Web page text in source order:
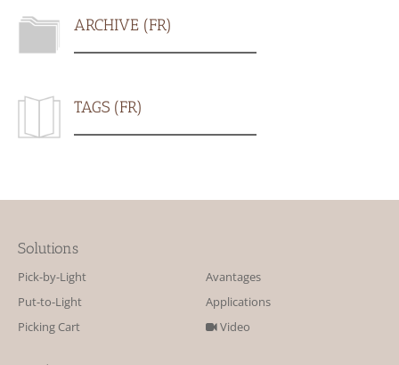
ARCHIVE (FR)
TAGS (FR)
Solutions
Pick-by-Light
Put-to-Light
Picking Cart
Avantages
Applications
Video